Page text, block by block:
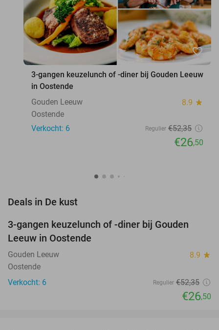
favorite_border
3-gangen keuzelunch of -diner bij Gouden Leeuw
in Oostende
Gouden Leeuw
8.9 star
Oostende
Verkocht: 6
Regulier €52,35
€26,50
Deals in De kust
NEW
TODAY
3-gangen keuzelunch of -diner bij Gouden
Leeuw in Oostende
Gouden Leeuw 8.9 star
Oostende
Verkocht: 6
Regulier €52,35
€26,50